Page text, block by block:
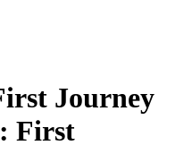
Journey
First